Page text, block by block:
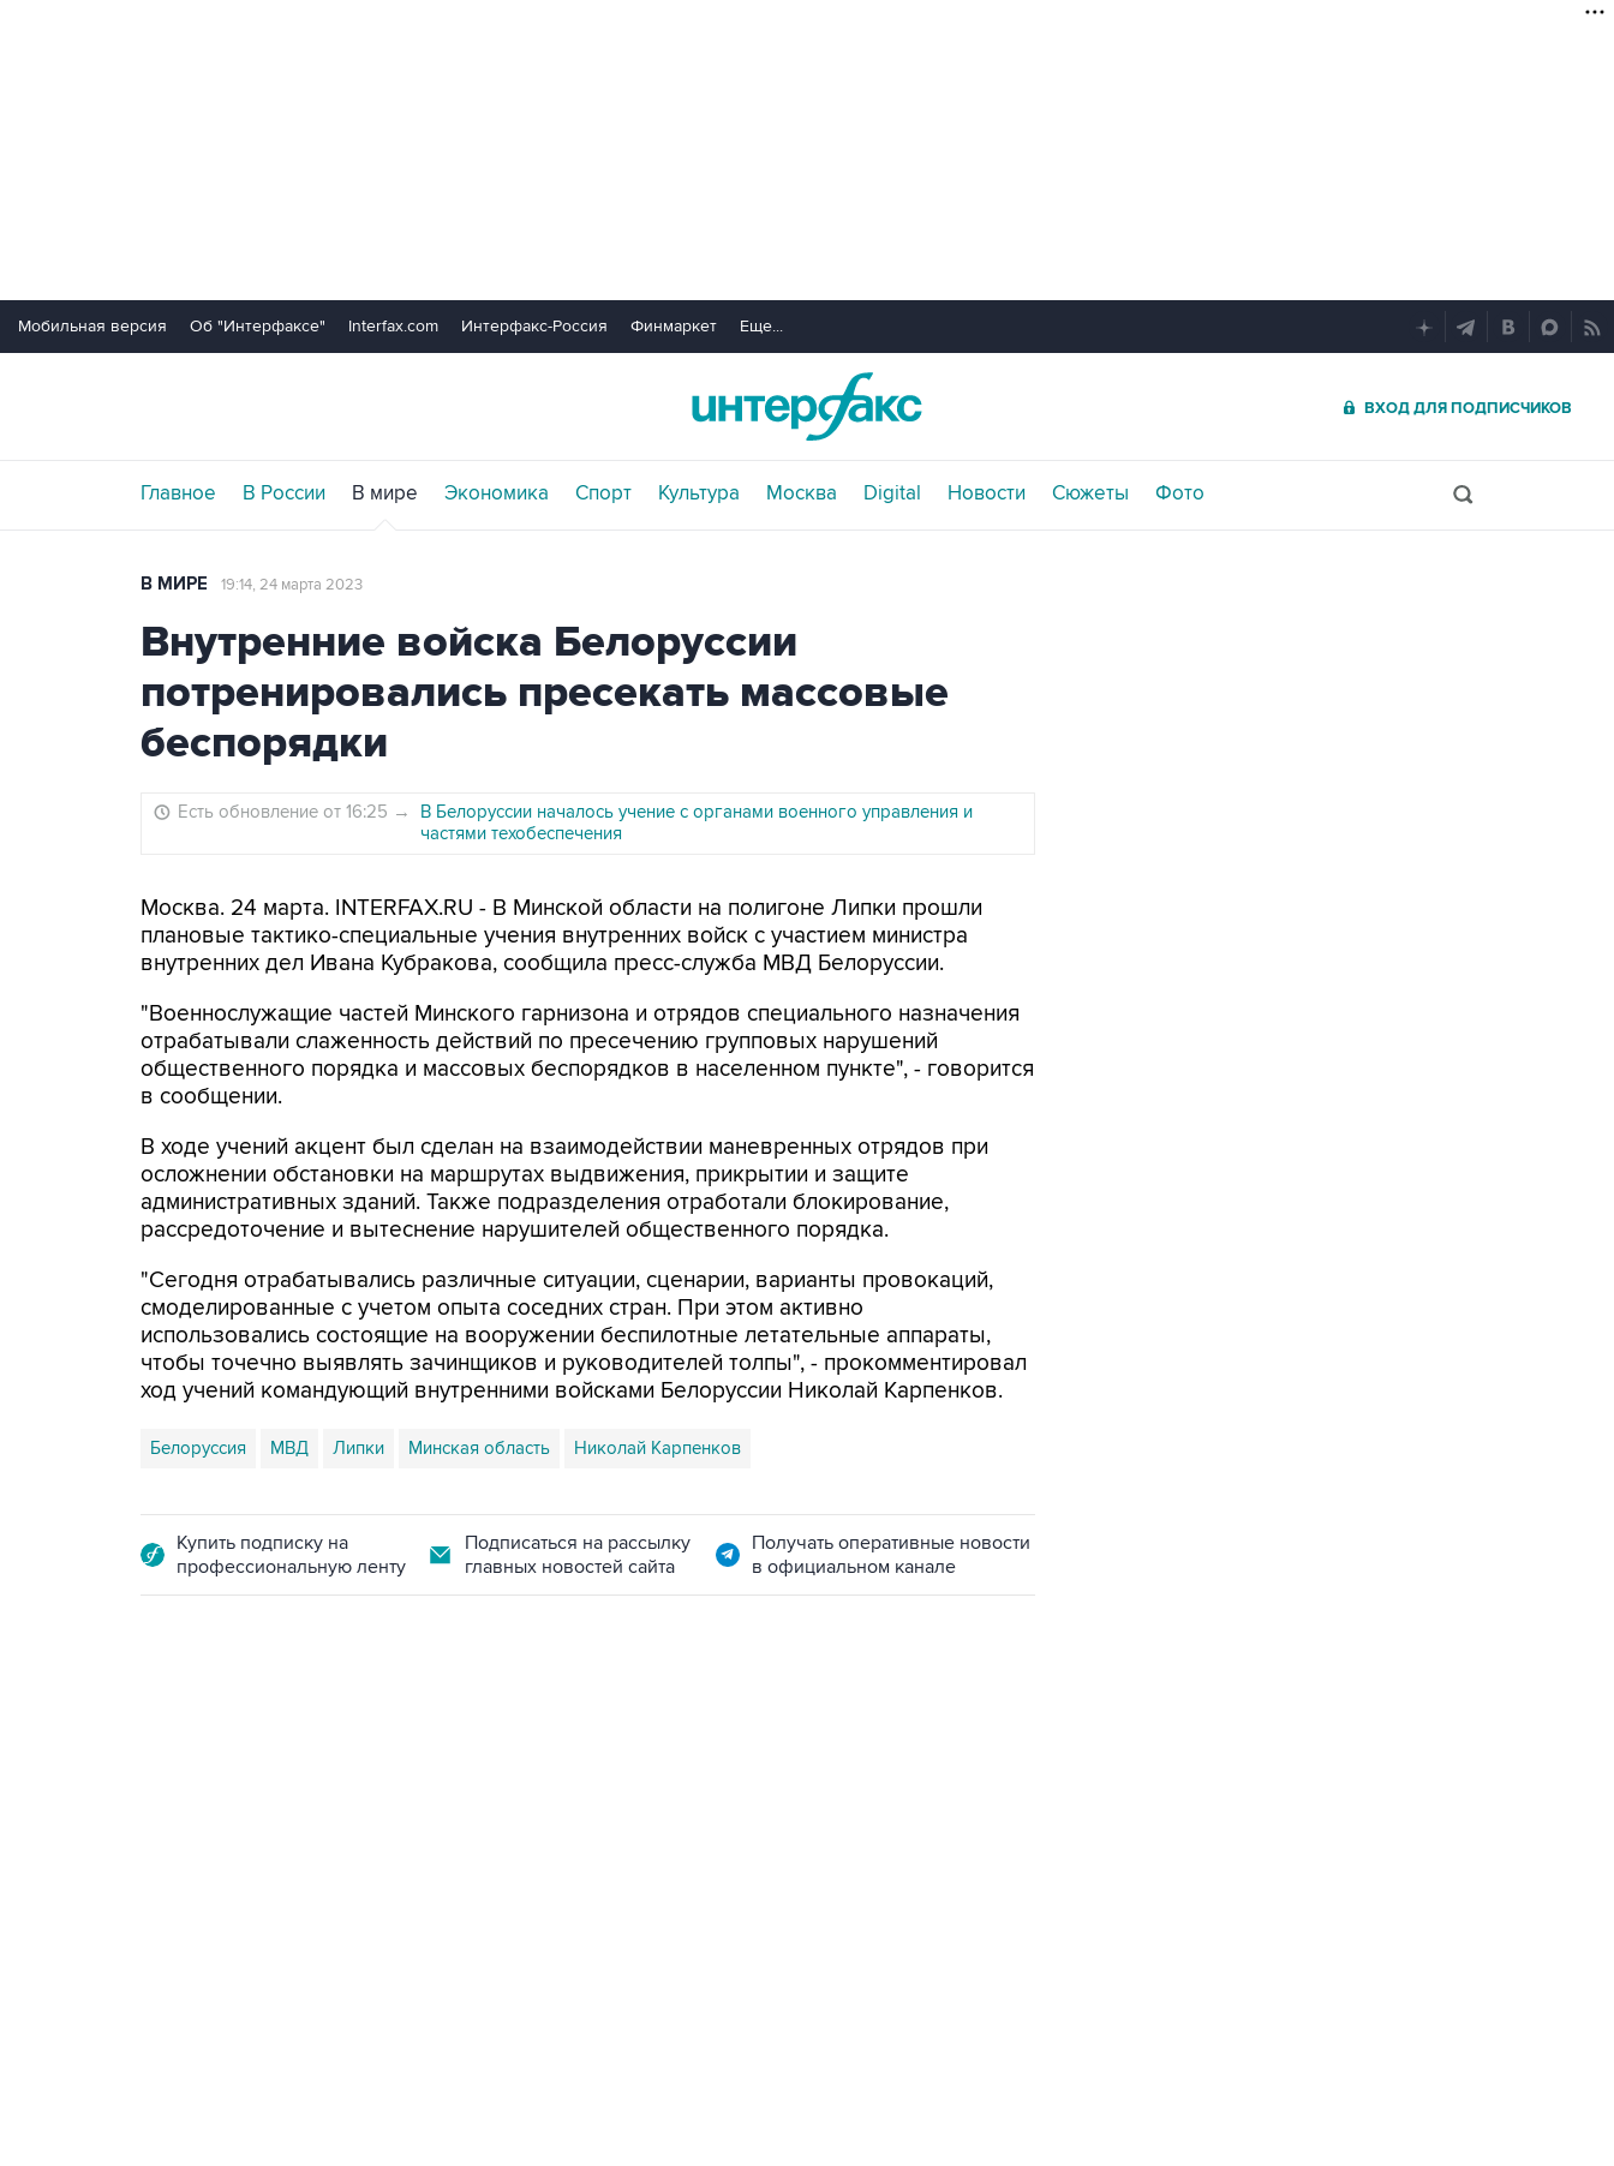
Мобильная версия Об "Интерфаксе" Interfax.com Интерфакс-Россия Финмаркет Еще...
ВХОД ДЛЯ ПОДПИСЧИКОВ
Главное В России В мире Экономика Спорт Культура Москва Digital Новости Сюжеты Фото
В МИРЕ 19:14, 24 марта 2023
Внутренние войска Белоруссии
потренировались пресекать массовые
беспорядки
Есть обновление от 16:25 →
В Белоруссии началось учение с органами военного управления и
частями техобеспечения
Москва. 24 марта. INTERFAX.RU - В Минской области на полигоне Липки прошли
плановые тактико-специальные учения внутренних войск с участием министра
внутренних дел Ивана Кубракова, сообщила пресс-служба МВД Белоруссии.
"Военнослужащие частей Минского гарнизона и отрядов специального назначения
отрабатывали слаженность действий по пресечению групповых нарушений
общественного порядка и массовых беспорядков в населенном пункте", - говорится
в сообщении.
В ходе учений акцент был сделан на взаимодействии маневренных отрядов при
осложнении обстановки на маршрутах выдвижения, прикрытии и защите
административных зданий. Также подразделения отработали блокирование,
рассредоточение и вытеснение нарушителей общественного порядка.
"Сегодня отрабатывались различные ситуации, сценарии, варианты провокаций,
смоделированные с учетом опыта соседних стран. При этом активно
использовались состоящие на вооружении беспилотные летательные аппараты,
чтобы точечно выявлять зачинщиков и руководителей толпы", - прокомментировал
ход учений командующий внутренними войсками Белоруссии Николай Карпенков.
Белоруссия МВД Липки Минская область Николай Карпенков
Купить подписку на
профессиональную ленту
Подписаться на рассылку
главных новостей сайта
Получать оперативные новости
в официальном канале